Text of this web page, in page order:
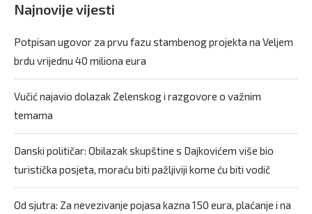
Najnovije vijesti
Potpisan ugovor za prvu fazu stambenog projekta na Veljem
brdu vrijednu 40 miliona eura
Vučić najavio dolazak Zelenskog i razgovore o važnim
temama
Danski političar: Obilazak skupštine s Dajkovićem više bio
turistička posjeta, moraću biti pažljiviji kome ću biti vodič
Od sjutra: Za nevezivanje pojasa kazna 150 eura, plaćanje i na